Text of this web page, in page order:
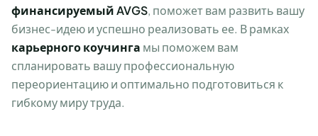
финансируемый AVGS, поможет вам развить вашу
бизнес-идею и успешно реализовать ее. В рамках
карьерного коучинга мы поможем вам
спланировать вашу профессиональную
переориентацию и оптимально подготовиться к
гибкому миру труда.